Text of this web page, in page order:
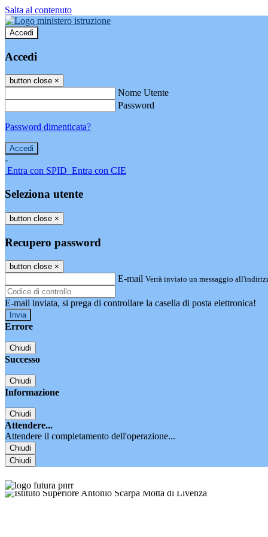
Salta al contenuto
Accedi
Accedi
button close ×
Nome Utente
Password
Password dimenticata?
-
Entra con SPID Entra con CIE
Seleziona utente
button close ×
Recupero password
button close ×
E-mail Verrà inviato un messaggio
E-mail inviata, si prega di controllare la casella di posta elettronica!
Errore
Chiudi
Successo
Chiudi
Informazione
Chiudi
Attendere...
Attendere il completamento dell'operazione...
Chiudi
Chiudi